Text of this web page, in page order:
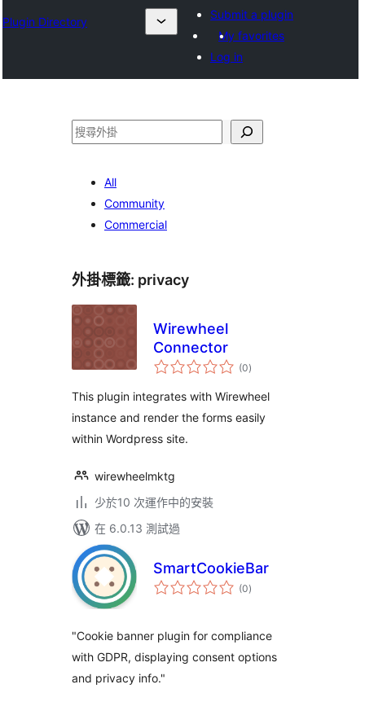
Plugin Directory
Submit a plugin
My favorites
Log in
搜
All
Community
Commercial
外掛標籤: privacy
Wirewheel
Connector
(0總
評)
This plugin integrates with Wirewheel
instance and render the forms easily
within Wordpress site.
wirewheelmktg
少於10 次運作中的安裝
在 6.0.13 測試過
SmartCookieBar
(0總
評)
"Cookie banner plugin for compliance
with GDPR, displaying consent options
and privacy info."